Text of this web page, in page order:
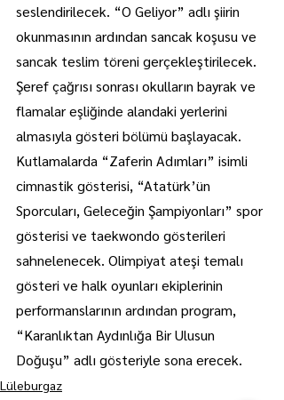
seslendirilecek. “O Geliyor” adlı şiirin
okunmasının ardından sancak koşusu ve
sancak teslim töreni gerçekleştirilecek.
Şeref çağrısı sonrası okulların bayrak ve
flamalar eşliğinde alandaki yerlerini
almasıyla gösteri bölümü başlayacak.
Kutlamalarda “Zaferin Adımları” isimli
cimnastik gösterisi, “Atatürk’ün
Sporcuları, Geleceğin Şampiyonları” spor
gösterisi ve taekwondo gösterileri
sahnelenecek. Olimpiyat ateşi temalı
gösteri ve halk oyunları ekiplerinin
performanslarının ardından program,
“Karanlıktan Aydınlığa Bir Ulusun
Doğuşu” adlı gösteriyle sona erecek.
Lüleburgaz